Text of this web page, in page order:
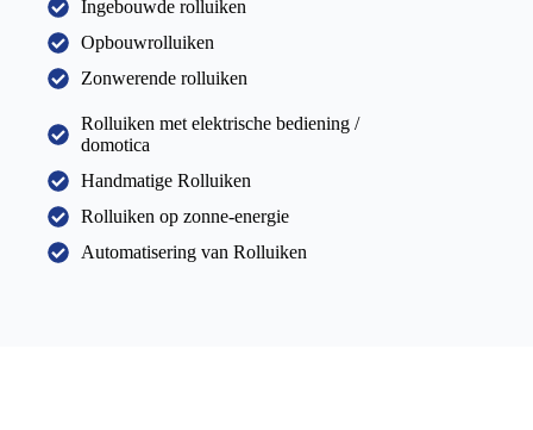
Ingebouwde rolluiken
Opbouwrolluiken
Zonwerende rolluiken
Rolluiken met elektrische bediening /
domotica
Handmatige Rolluiken
Rolluiken op zonne-energie
Automatisering van Rolluiken